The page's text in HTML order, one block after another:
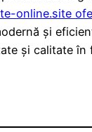
online.site
și
și calitate în